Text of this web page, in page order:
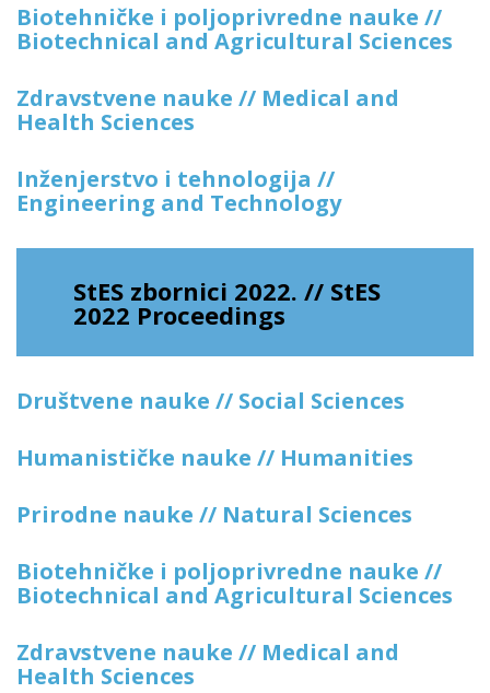
Biotehničke i poljoprivredne nauke //
Biotechnical and Agricultural Sciences
Zdravstvene nauke // Medical and
Health Sciences
Inženjerstvo i tehnologija //
Engineering and Technology
StES zbornici 2022. // StES
2022 Proceedings
Društvene nauke // Social Sciences
Humanističke nauke // Humanities
Prirodne nauke // Natural Sciences
Biotehničke i poljoprivredne nauke //
Biotechnical and Agricultural Sciences
Zdravstvene nauke // Medical and
Health Sciences